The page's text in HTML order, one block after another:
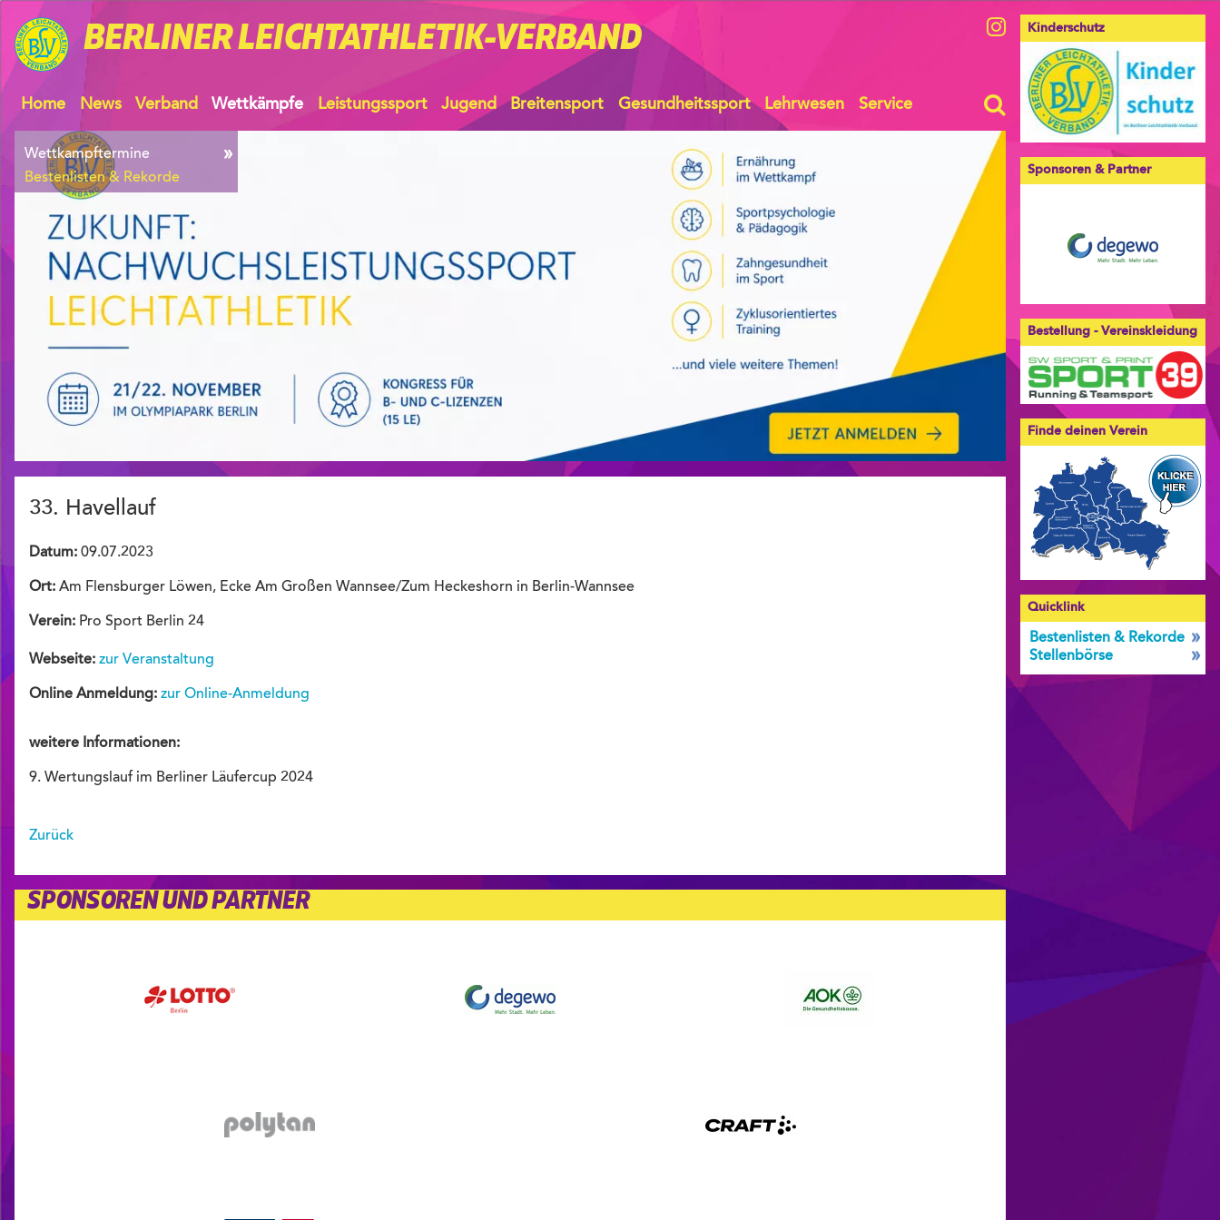
BERLINERLEICHTATHLETIK-VERBAND
Home News Verband Wettkämpfe Leistungssport Jugend Breitensport Gesundheitssport Lehrwesen Service
Wettkampftermine
Bestenlisten & Rekorde
33. Havellauf
Datum: 09.07.2023
Ort: Am Flensburger Löwen, Ecke Am Großen Wannsee/Zum Heckeshorn in Berlin-Wannsee
Verein: Pro Sport Berlin 24
Webseite: zur Veranstaltung
Online Anmeldung: zur Online-Anmeldung
weitere Informationen:
9. Wertungslauf im Berliner Läufercup 2024
Zurück
SPONSOREN UND PARTNER
Kinderschutz
Sponsoren & Partner
Bestellung - Vereinskleidung
Finde deinen Verein
Quicklink
Bestenlisten & Rekorde
Stellenbörse